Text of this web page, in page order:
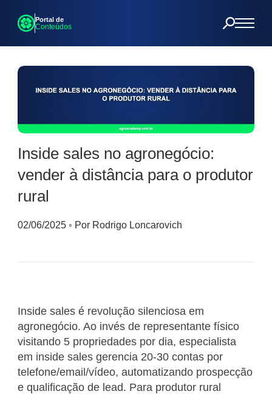
Portal de
Conteúdos
Inside sales no agronegócio:
vender à distância para o produtor
rural
02/06/2025 ◦ Por Rodrigo Loncarovich
Inside sales é revolução silenciosa em
agronegócio. Ao invés de representante físico
visitando 5 propriedades por dia, especialista
em inside sales gerencia 20-30 contas por
telefone/email/vídeo, automatizando prospecção
e qualificação de lead. Para produtor rural